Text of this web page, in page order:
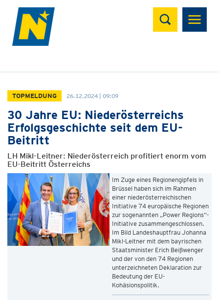
Suchen
TOPMELDUNG 26.12.2024 | 09:09
30 Jahre EU: Niederösterreichs
Erfolgsgeschichte seit dem EU-
Beitritt
LH Mikl-Leitner: Niederösterreich profitiert enorm vom
EU-Beitritt Österreichs
Im Zuge eines Regionengipfels in
Brüssel haben sich im Rahmen
einer niederösterreichischen
Initiative 74 europäische Regionen
zur sogenannten „Power Regions“-
Initiative zusammengeschlossen.
Im Bild Landeshauptfrau Johanna
Mikl-Leitner mit dem bayrischen
Staatsminister Erich Beißwenger
und der von den 74 Regionen
unterzeichneten Deklaration zur
Bedeutung der EU-
Kohäsionspolitik.